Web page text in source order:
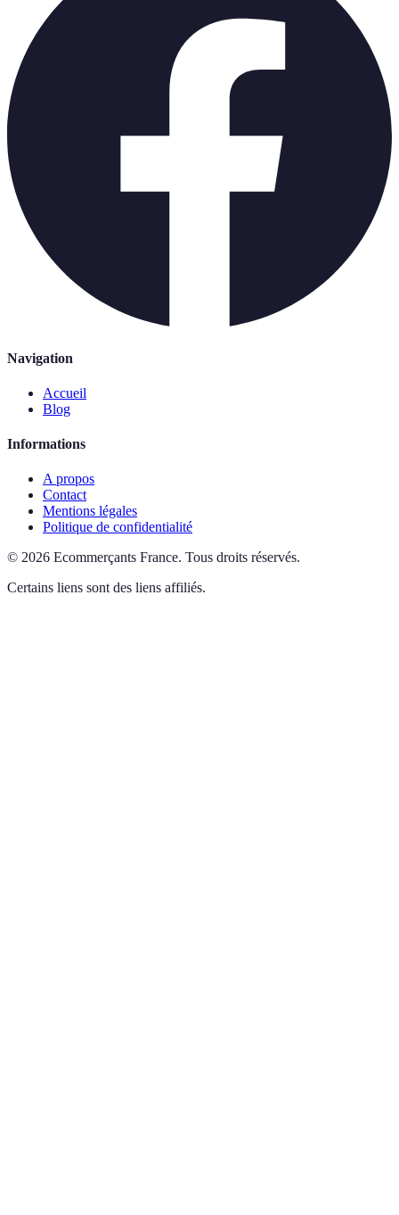
Navigation
Accueil
Blog
Informations
A propos
Contact
Mentions légales
Politique de confidentialité
© 2026 Ecommerçants France. Tous droits réservés.
Certains liens sont des liens affiliés.